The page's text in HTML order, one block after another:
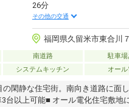
26分
その他の交通
福岡県久留米市東合川７
南道路
駐車場
システムキッチン オー
の閑静な住宅街。南向き道路に面
台以上可能■ オール電化住宅敷地